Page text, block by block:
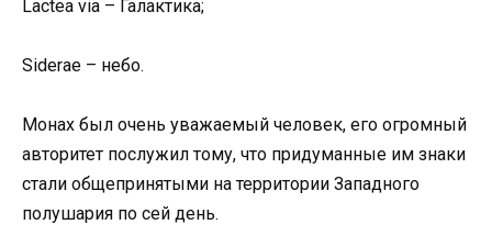
Lactea via – Галактика;
Siderae – небо.
Монах был очень уважаемый человек, его огромный
авторитет послужил тому, что придуманные им знаки
стали общепринятыми на территории Западного
полушария по сей день.